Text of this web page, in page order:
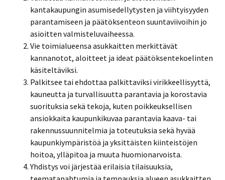
kantakaupungin asumisedellytysten ja viihtyisyyden
parantamiseen ja päätöksenteon suuntaviivoihin jo
asioitten valmisteluvaiheessa.
Vie toimialueensa asukkaitten merkittävät
kannanotot, aloitteet ja ideat päätöksentekoelinten
käsiteltäviksi.
Palkitsee tai ehdottaa palkittaviksi virikkeellisyyttä,
kauneutta ja turvallisuutta parantavia ja korostavia
suorituksia sekä tekoja, kuten poikkeuksellisen
ansiokkaita kaupunkikuvaa parantavia kaava- tai
rakennussuunnitelmia ja toteutuksia sekä hyvää
kaupunkiympäristöä ja yksittäisten kiinteistöjen
hoitoa, ylläpitoa ja muuta huomionarvoista.
Yhdistys voi järjestää erilaisia tilaisuuksia,